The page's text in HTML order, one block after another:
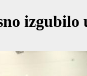
izgubilo